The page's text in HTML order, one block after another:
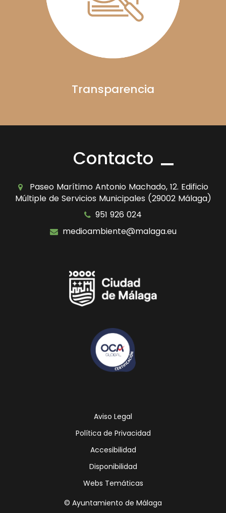
Transparencia
Contacto
Paseo Marítimo Antonio Machado, 12. Edificio
Múltiple de Servicios Municipales (29002 Málaga)
951 926 024
medioambiente@malaga.eu
facebook
youtube
Aviso Legal
Política de Privacidad
Accesibilidad
Disponibilidad
Webs Temáticas
© Ayuntamiento de Málaga